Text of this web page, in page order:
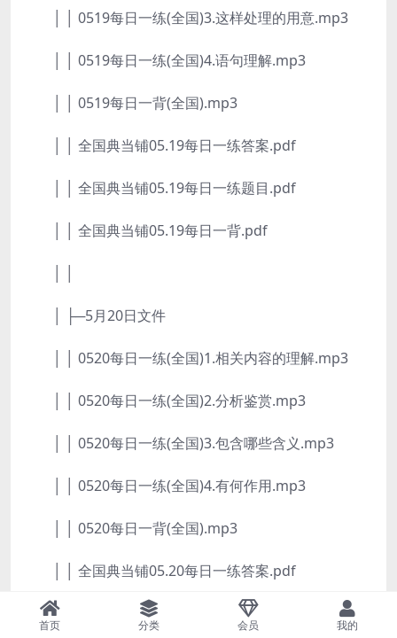
│ │ 0519每日一练(全国)3.这样处理的用意.mp3
│ │ 0519每日一练(全国)4.语句理解.mp3
│ │ 0519每日一背(全国).mp3
│ │ 全国典当铺05.19每日一练答案.pdf
│ │ 全国典当铺05.19每日一练题目.pdf
│ │ 全国典当铺05.19每日一背.pdf
│ ├─5月20日文件
│ │ 0520每日一练(全国)1.相关内容的理解.mp3
│ │ 0520每日一练(全国)2.分析鉴赏.mp3
│ │ 0520每日一练(全国)3.包含哪些含义.mp3
│ │ 0520每日一练(全国)4.有何作用.mp3
│ │ 0520每日一背(全国).mp3
│ │ 全国典当铺05.20每日一练答案.pdf
│ │ 全国典当铺05.20每日一练题目.pdf
首页 分类 会员 我的